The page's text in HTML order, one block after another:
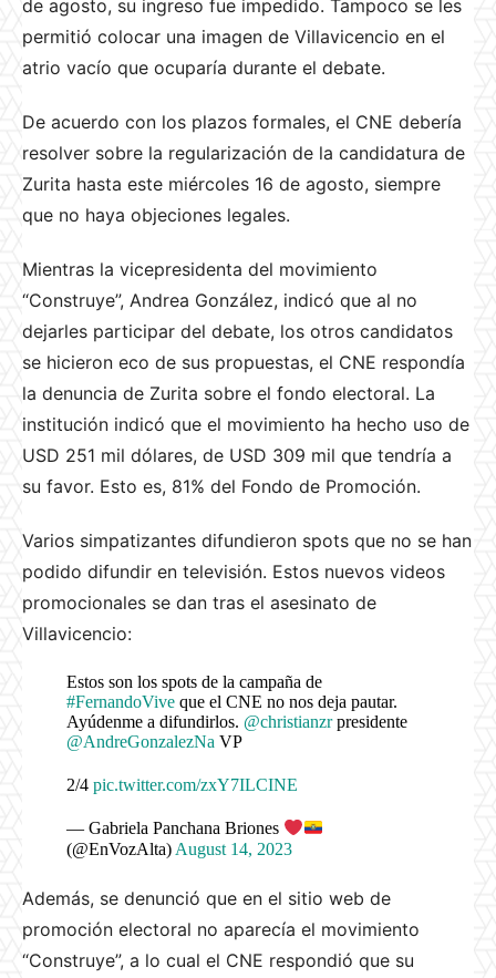
de agosto, su ingreso fue impedido. Tampoco se les
permitió colocar una imagen de Villavicencio en el
atrio vacío que ocuparía durante el debate.
De acuerdo con los plazos formales, el CNE debería
resolver sobre la regularización de la candidatura de
Zurita hasta este miércoles 16 de agosto, siempre
que no haya objeciones legales.
Mientras la vicepresidenta del movimiento
“Construye”, Andrea González, indicó que al no
dejarles participar del debate, los otros candidatos
se hicieron eco de sus propuestas, el CNE respondía
la denuncia de Zurita sobre el fondo electoral. La
institución indicó que el movimiento ha hecho uso de
USD 251 mil dólares, de USD 309 mil que tendría a
su favor. Esto es, 81% del Fondo de Promoción.
Varios simpatizantes difundieron spots que no se han
podido difundir en televisión. Estos nuevos videos
promocionales se dan tras el asesinato de
Villavicencio:
Estos son los spots de la campaña de
#FernandoVive que el CNE no nos deja pautar.
Ayúdenme a difundirlos. @christianzrpresidente
@AndreGonzalezNa VP
2/4 pic.twitter.com/zxY7ILCINE
— Gabriela Panchana Briones
(@EnVozAlta) August 14, 2023
Además, se denunció que en el sitio web de
promoción electoral no aparecía el movimiento
“Construye”, a lo cual el CNE respondió que su